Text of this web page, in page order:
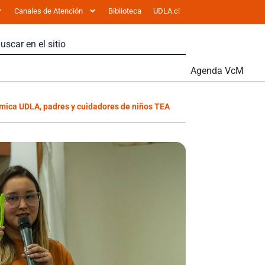
Canales de Atención Biblioteca UDLA.cl
Agenda VcM
UDLA, padres y cuidadores de niños TEA